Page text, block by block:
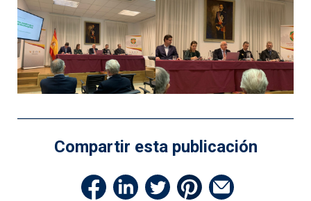
Compartir esta publicación